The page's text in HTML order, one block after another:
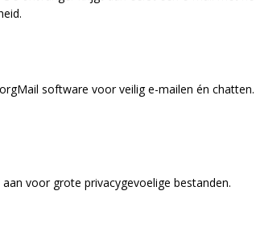
software voor veilig e-mailen én
voor grote privacygevoelige bestanden.